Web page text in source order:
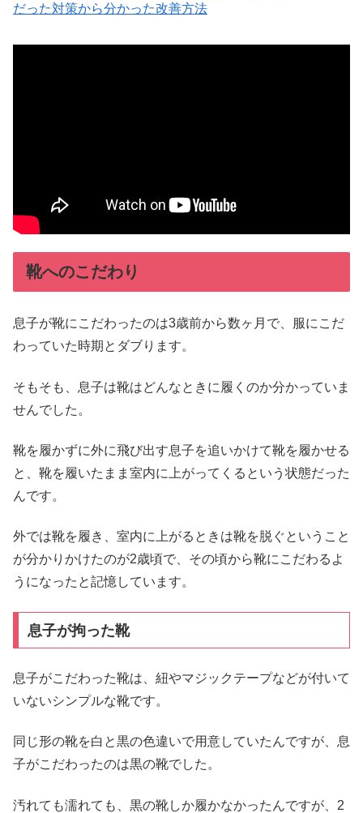
だった対策から分かった改善方法
靴へのこだわり
息子が靴にこだわったのは3歳前から数ヶ月で、服にこだ
わっていた時期とダブります。
そもそも、息子は靴はどんなときに履くのか分かっていま
せんでした。
靴を履かずに外に飛び出す息子を追いかけて靴を履かせる
と、靴を履いたまま室内に上がってくるという状態だった
んです。
外では靴を履き、室内に上がるときは靴を脱ぐということ
が分かりかけたのが2歳頃で、その頃から靴にこだわるよ
うになったと記憶しています。
息子が拘った靴
息子がこだわった靴は、紐やマジックテープなどが付いて
いないシンプルな靴です。
同じ形の靴を白と黒の色違いで用意していたんですが、息
子がこだわったのは黒の靴でした。
汚れても濡れても、黒の靴しか履かなかったんですが、2